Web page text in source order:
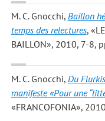
M. C. Gnocchi, Baillon
temps des relectures,
BAILLON», 2010, 7-8,
M. C. Gnocchi, Du
manifeste «Pour une
«FRANCOFONIA»,